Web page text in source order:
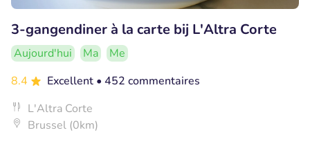
3-gangendiner à la carte bij L'Altra Corte
Aujourd'hui Ma
Me
8.4
Excellent • 452 commentaires
L'Altra Corte
Brussel (0km)